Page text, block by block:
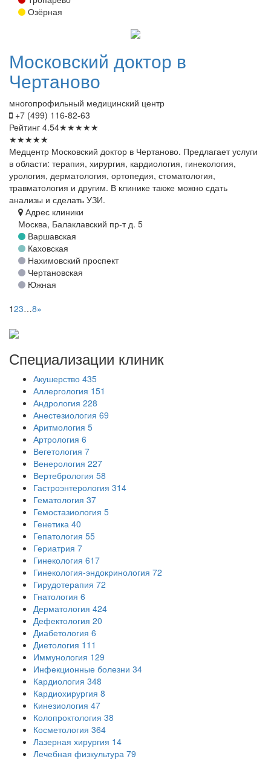
Озёрная
Московский доктор в
Чертаново
многопрофильный медицинский центр
+7 (499) 116-82-63
Рейтинг 4.54★★★★★
★★★★★
Медцентр Московский доктор в Чертаново. Предлагает услуги
в области: терапия, хирургия, кардиология, гинекология,
урология, дерматология, ортопедия, стоматология,
травматология и другим. В клинике также можно сдать
анализы и сделать УЗИ.
Адрес клиники
Москва, Балаклавский пр-т д. 5
Варшавская
Каховская
Нахимовский проспект
Чертановская
Южная
123…8»
Специализации клиник
Акушерство 435
Аллергология 151
Андрология 228
Анестезиология 69
Аритмология 5
Артрология 6
Вегетология 7
Венерология 227
Вертебрология 58
Гастроэнтерология 314
Гематология 37
Гемостазиология 5
Генетика 40
Гепатология 55
Гериатрия 7
Гинекология 617
Гинекология-эндокринология 72
Гирудотерапия 72
Гнатология 6
Дерматология 424
Дефектология 20
Диабетология 6
Диетология 111
Иммунология 129
Инфекционные болезни 34
Кардиология 348
Кардиохирургия 8
Кинезиология 47
Колопроктология 38
Косметология 364
Лазерная хирургия 14
Лечебная физкультура 79